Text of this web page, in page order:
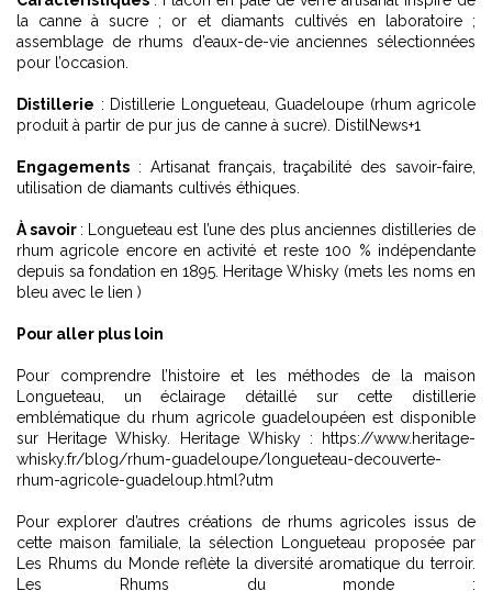
la canne à sucre ; or et diamants cultivés en laboratoire ;
assemblage de rhums d’eaux-de-vie anciennes sélectionnées
pour l’occasion.
Distillerie : Distillerie Longueteau, Guadeloupe (rhum agricole
produit à partir de pur jus de canne à sucre). DistilNews+1
Engagements : Artisanat français, traçabilité des savoir-faire,
utilisation de diamants cultivés éthiques.
À savoir : Longueteau est l’une des plus anciennes distilleries de
rhum agricole encore en activité et reste 100 % indépendante
depuis sa fondation en 1895. Heritage Whisky (mets les noms en
bleu avec le lien )
Pour aller plus loin
Pour comprendre l’histoire et les méthodes de la maison
Longueteau, un éclairage détaillé sur cette distillerie
emblématique du rhum agricole guadeloupéen est disponible
sur Heritage Whisky. Heritage Whisky :
https://www.heritage-
whisky.fr/blog/rhum-guadeloupe/longueteau-decouverte-
rhum-agricole-guadeloup.html?utm
Pour explorer d’autres créations de rhums agricoles issus de
cette maison familiale, la sélection Longueteau proposée par
Les Rhums du Monde reflète la diversité aromatique du terroir.
Les Rhums du monde :